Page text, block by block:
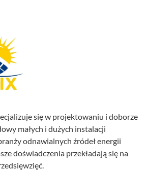
się w projektowaniu i doborze
małych i dużych instalacji
odnawialnych źródeł energii
doświadczenia przekładają się na